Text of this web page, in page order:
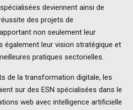
deviennent ainsi de
des projets de
non seulement leur
également leur vision stratégique et
pratiques sectorielles.
de la transformation digitale, les
sur des ESN spécialisées dans le
web avec intelligence artificielle